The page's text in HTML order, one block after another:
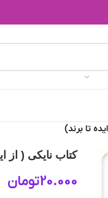
تا برند)
کتاب نایکی ( از
20.000تومان